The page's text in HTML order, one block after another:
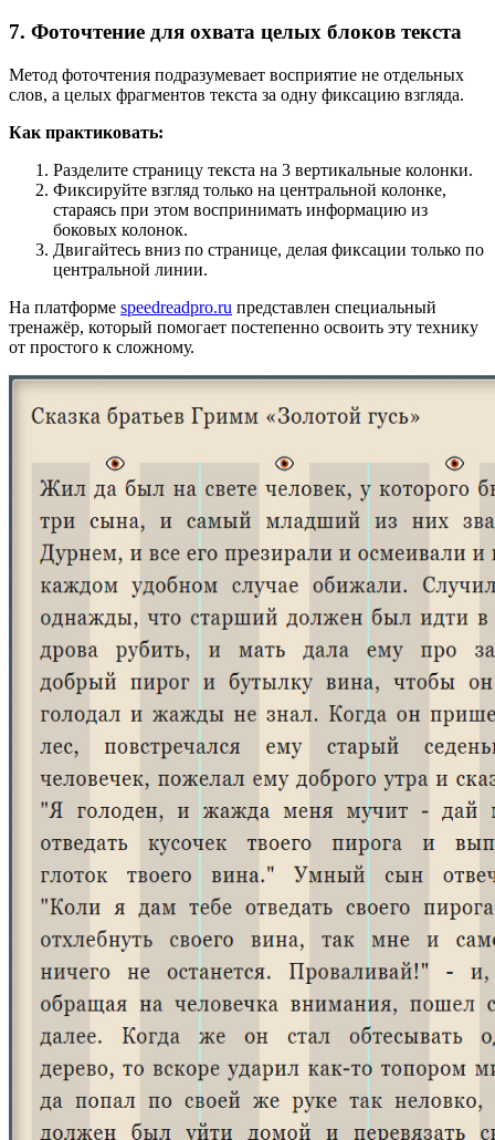
7. Фоточтение для охвата целых блоков текста
Метод фоточтения подразумевает восприятие не отдельных
слов, а целых фрагментов текста за одну фиксацию взгляда.
Как практиковать:
Разделите страницу текста на 3 вертикальные колонки.
Фиксируйте взгляд только на центральной колонке,
стараясь при этом воспринимать информацию из
боковых колонок.
Двигайтесь вниз по странице, делая фиксации только по
центральной линии.
На платформе speedreadpro.ru представлен специальный
тренажёр, который помогает постепенно освоить эту технику
от простого к сложному.